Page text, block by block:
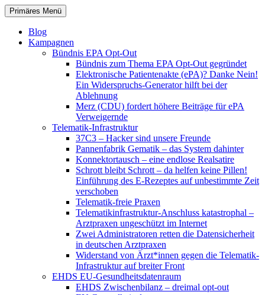
Zum
Inhalt
springen
patientenrechte-datenschutz.de
Suchen
Primäres Menü
Blog
Kampagnen
Bündnis EPA Opt-Out
Bündnis zum Thema EPA Opt-Out gegründet
Elektronische Patientenakte (ePA)? Danke Nein!
Ein Widerspruchs-Generator hilft bei der
Ablehnung
Merz (CDU) fordert höhere Beiträge für ePA
Verweigernde
Telematik-Infrastruktur
37C3 – Hacker sind unsere Freunde
Pannenfabrik Gematik – das System dahinter
Konnektortausch – eine endlose Realsatire
Schrott bleibt Schrott – da helfen keine Pillen!
Einführung des E-Rezeptes auf unbestimmte Zeit
verschoben
Telematik-freie Praxen
Telematikinfrastruktur-Anschluss katastrophal –
Arztpraxen ungeschützt im Internet
Zwei Administratoren retten die Datensicherheit
in deutschen Arztpraxen
Widerstand von Ärzt*innen gegen die Telematik-
Infrastruktur auf breiter Front
EHDS EU-Gesundheitsdatenraum
EHDS Zwischenbilanz – dreimal opt-out